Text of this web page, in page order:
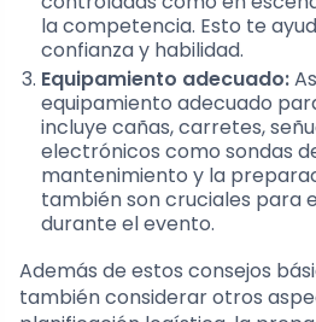
la competencia. Esto te
confianza y habilidad.
Equipamiento adecuado:
equipamiento adecuado
incluye cañas, carretes,
electrónicos como sondas
mantenimiento y la
también son cruciales para
durante el evento.
Además de estos consejos
también considerar otros